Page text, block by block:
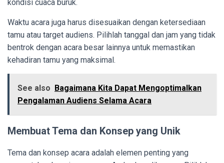
kondisi cuaca buruk.
Waktu acara juga harus disesuaikan dengan ketersediaan
tamu atau target audiens. Pilihlah tanggal dan jam yang tidak
bentrok dengan acara besar lainnya untuk memastikan
kehadiran tamu yang maksimal.
See also Bagaimana Kita Dapat Mengoptimalkan
Pengalaman Audiens Selama Acara
Membuat Tema dan Konsep yang Unik
Tema dan konsep acara adalah elemen penting yang